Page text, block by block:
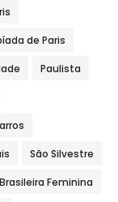
de Paris
Paulista
São Silvestre
Feminina